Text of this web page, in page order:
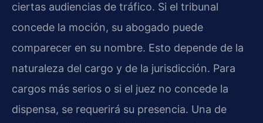
ciertas audiencias de tráfico. Si el tribunal
concede la moción, su abogado puede
comparecer en su nombre. Esto depende de la
naturaleza del cargo y de la jurisdicción. Para
cargos más serios o si el juez no concede la
dispensa, se requerirá su presencia. Una de